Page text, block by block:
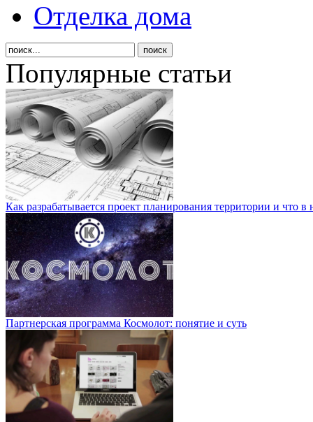
Отделка дома
Популярные статьи
Как разрабатывается проект планирования территории и что в
Партнерская программа Космолот: понятие и суть